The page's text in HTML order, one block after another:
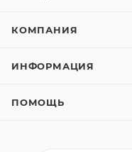
КОМПАНИЯ
ИНФОРМАЦИЯ
ПОМОЩЬ